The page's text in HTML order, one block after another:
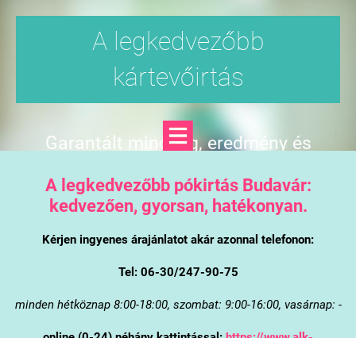
A legkedvezőbb
kártevőirtás
Garantált minőség, eredmény és
A legkedvezőbb pókirtás Budavár:
kedvezően, gyorsan, hatékonyan.
Kérjen ingyenes árajánlatot akár azonnal telefonon:
Tel: 06-30/247-90-75
minden hétköznap 8:00-18:00, szombat: 9:00-16:00, vasárnap: -